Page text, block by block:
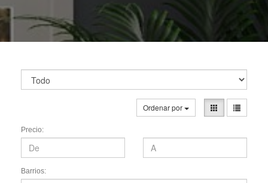
Ordenar por
Precio:
Barrios: